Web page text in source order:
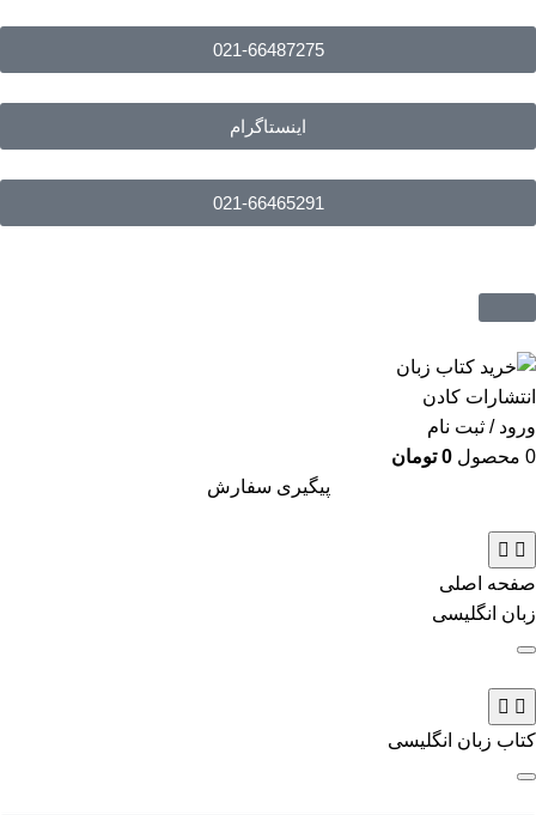
021-66487275
اینستاگرام
021-66465291
ورود / ثبت نام
0 محصول 0 تومان
پیگیری سفارش
صفحه اصلی
زبان انگلیسی
کتاب زبان انگلیسی